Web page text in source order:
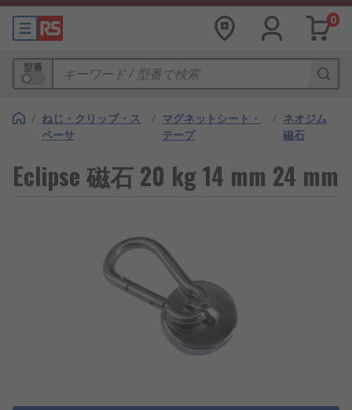
0
型番
/ ねじ・クリップ・ス
ペーサ
/ マグネットシート・
テープ
/ ネオジム
磁石
Eclipse 磁石 20 kg 14 mm 24 mm